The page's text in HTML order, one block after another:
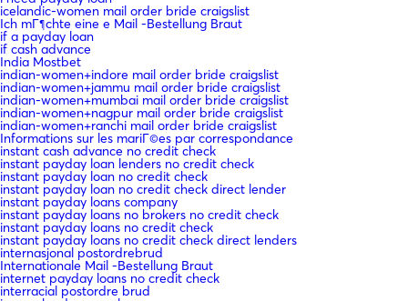
icelandic-women mail order bride craigslist
Ich mГ¶chte eine e Mail -Bestellung Braut
if a payday loan
if cash advance
India Mostbet
indian-women+indore mail order bride craigslist
indian-women+jammu mail order bride craigslist
indian-women+mumbai mail order bride craigslist
indian-women+nagpur mail order bride craigslist
indian-women+ranchi mail order bride craigslist
Informations sur les mariГ©es par correspondance
instant cash advance no credit check
instant payday loan lenders no credit check
instant payday loan no credit check
instant payday loan no credit check direct lender
instant payday loans company
instant payday loans no brokers no credit check
instant payday loans no credit check
instant payday loans no credit check direct lenders
internasjonal postordrebrud
Internationale Mail -Bestellung Braut
internet payday loans no credit check
interracial postordre brud